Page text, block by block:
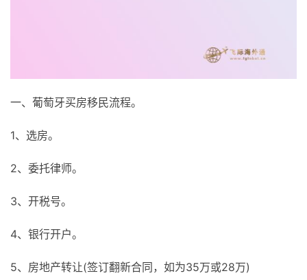
一、葡萄牙买房移民流程。
1、选房。
2、委托律师。
3、开税号。
4、银行开户。
5、房地产转让(签订翻新合同，如为35万或28万)